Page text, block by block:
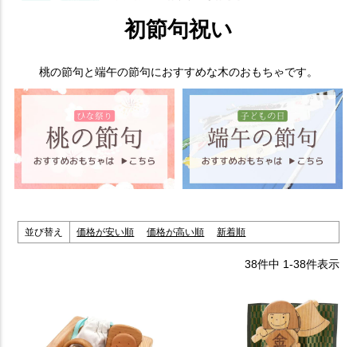
初節句祝い
桃の節句と端午の節句におすすめな木のおもちゃです。
並び替え 価格が安い順 価格が高い順 新着順
38件中 1-38件表示